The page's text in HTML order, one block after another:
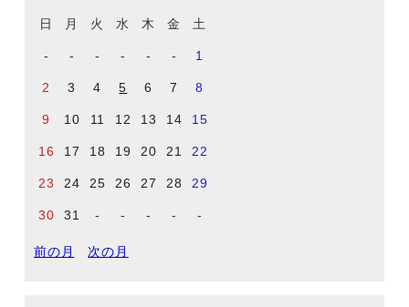
日 月 火 水 木 金 土
- - - - - - 1
2 3 4 5 6 7 8
9 10 11 12 13 14 15
16 17 18 19 20 21 22
23 24 25 26 27 28 29
30 31 - - - - -
前の月 次の月